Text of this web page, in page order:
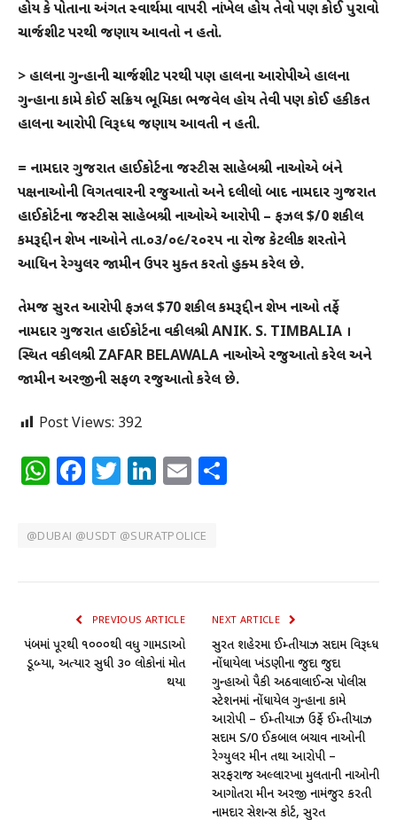
હોય કે પોતાના અંગત સ્વાર્થમા વાપરી નાંખેલ હોય તેવો પણ કોઈ પુરાવો
ચાર્જશીટ પરથી જણાય આવતો ન હતો.
> હાલના ગુન્હાની ચાર્જશીટ પરથી પણ હાલના આરોપીએ હાલના
ગુન્હાના કામે કોઈ સક્રિય ભૂમિકા ભજવેલ હોય તેવી પણ કોઈ હકીકત
હાલના આરોપી વિરૂધ્ધ જણાય આવતી ન હતી.
= નામદાર ગુજરાત હાઈકોર્ટના જસ્ટીસ સાહેબશ્રી નાઓએ બંને
પક્ષનાઓની વિગતવારની રજુઆતો અને દલીલો બાદ નામદાર ગુજરાત
હાઈકોર્ટના જસ્ટીસ સાહેબશ્રી નાઓએ આરોપી – ફઝલ $/0 શકીલ
કમરૂદ્દીન શેખ નાઓને તા.૦૩/૦૯/૨૦૨૫ ના રોજ કેટલીક શરતોને
આધિન રેગ્યુલર જામીન ઉપર મુક્ત કરતો હુક્મ કરેલ છે.
તેમજ સુરતઆરોપી ફઝલ $70 શકીલ કમરૂદ્દીન શેખ નાઓ તર્ફે
નામદાર ગુજરાત હાઈકોર્ટના વકીલશ્રી ANIK. S. TIMBALIA ।
સ્થિત વકીલશ્રી ZAFAR BELAWALA નાઓએ રજુઆતો કરેલ અને
જામીન અરજીની સફળ રજુઆતો કરેલ છે.
Post Views: 392
WhatsApp
Facebook
Twitter
LinkedIn
Email
@DUBAI @USDT @SURATPOLICE
PREVIOUS ARTICLE
પંજાબમાં પૂરથી ૧૦૦૦થી વધુ ગામડાઓ
ડૂબ્યા, અત્યાર સુધી ૩૦ લોકોનાં મોત
થયા
NEXT ARTICLE
સુરત શહેરમા ઈમ્તીયાઝ સદામ વિરૂધ્ધ
નોંધાયેલા ખંડણીના જુદા જુદા
ગુન્હાઓ પૈકી અઠવાલાઈન્સ પોલીસ
સ્ટેશનમાં નોંધાયેલ ગુન્હાના કામે
આરોપી – ઈમ્તીયાઝ ઉર્ફે ઈમ્તીયાઝ
સદામ S/0 ઈકબાલ બચાવ નાઓની
રેગ્યુલર જામીન તથા આરોપી –
સરફરાજ અલ્લારખા મુલતાની નાઓની
આગોતરા જામીન અરજી નામંજુર કરતી
નામદાર સેશન્સ કોર્ટ, સુરત